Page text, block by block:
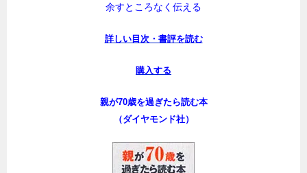
余すところなく伝える
詳しい目次・書評を読む
購入する
親が70歳を過ぎたら読む本
（ダイヤモンド社）